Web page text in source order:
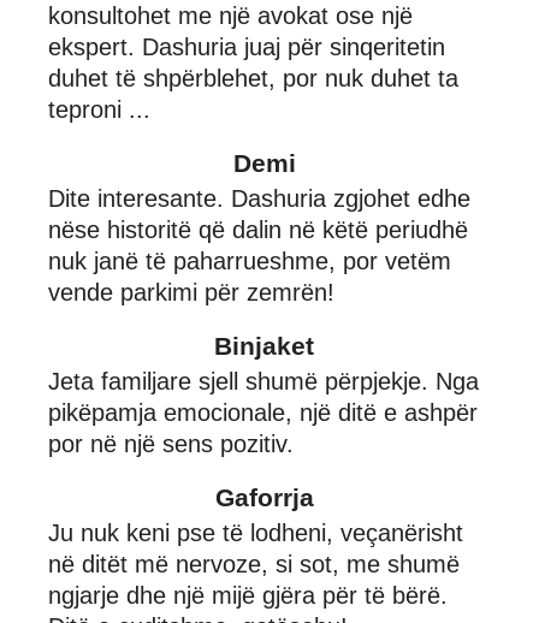
konsultohet me një avokat ose një
ekspert. Dashuria juaj për sinqeritetin
duhet të shpërblehet, por nuk duhet ta
teproni ...
Demi
Dite interesante. Dashuria zgjohet edhe
nëse historitë që dalin në këtë periudhë
nuk janë të paharrueshme, por vetëm
vende parkimi për zemrën!
Binjaket
Jeta familjare sjell shumë përpjekje. Nga
pikëpamja emocionale, një ditë e ashpër
por në një sens pozitiv.
Gaforrja
Ju nuk keni pse të lodheni, veçanërisht
në ditët më nervoze, si sot, me shumë
ngjarje dhe një mijë gjëra për të bërë.